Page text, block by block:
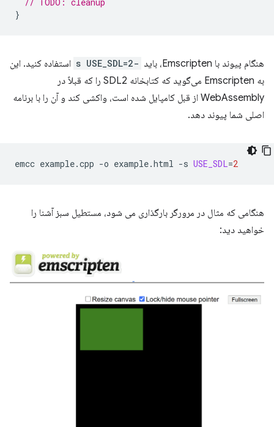
}
هنگام پیوند با Emscripten، باید -s USE_SDL=2
استفاده کنید. این
به Emscripten می‌گوید که کتابخانه SDL2 را که قبلاً در
WebAssembly از قبل کامپایل شده است، واکشی کند و آن را با برنامه
اصلی شما پیوند دهد.
emcc example.cpp -o example.html -s USE_SDL=2
هنگامی که مثال در مرورگر بارگذاری می شود، مستطیل سبز آشنا را
خواهید دید: